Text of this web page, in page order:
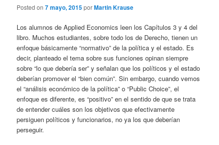
Posted on7 mayo, 2015porMartin Krause
Los alumnos de Applied Economics leen los Capítulos 3 y 4 del
libro. Muchos estudiantes, sobre todo los de Derecho, tienen un
enfoque básicamente “normativo” de la política y el estado. Es
decir, planteado el tema sobre sus funciones opinan siempre
sobre “lo que debería ser” y señalan que los políticos y el estado
deberían promover el “bien común”. Sin embargo, cuando vemos
el “análisis económico de la política” o “Public Choice”, el
enfoque es diferente, es “positivo” en el sentido de que se trata
de entender cuáles son los objetivos que efectivamente
persiguen políticos y funcionarios, no ya los que deberían
perseguir.